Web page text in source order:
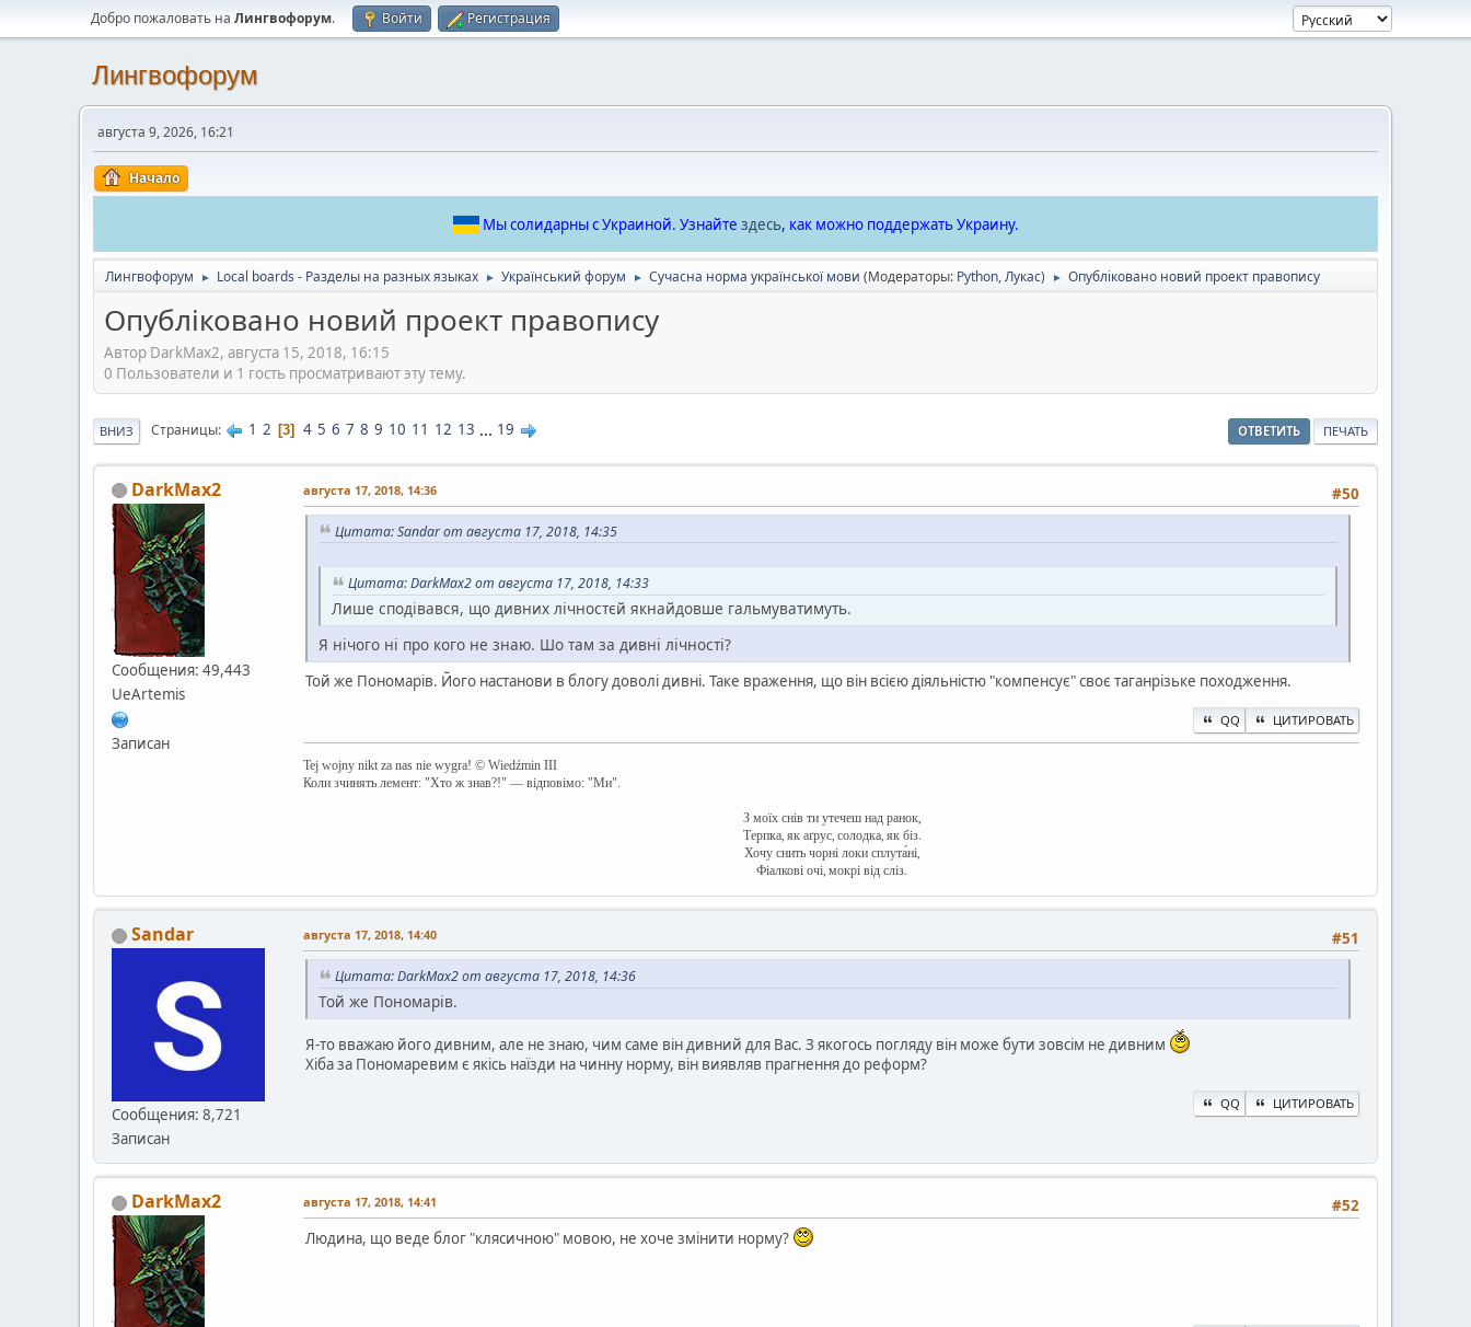
Добро пожаловать на Лингвофорум. Войти Регистрация
Лингвофорум
августа 9, 2026, 16:21
Начало
Мы солидарны с Украиной. Узнайте здесь, как можно поддержать Украину.
Лингвофорум ► Local boards - Разделы на разных языках ► Український форум ► Сучасна норма української мови (Модераторы: Python,Лукас) ► Опубліковано новий проект правопису
Опубліковано новий проект правопису
Автор DarkMax2, августа 15, 2018, 16:15
0 Пользователи и 1 гость просматривают эту тему.
ОТВЕТИТЬ ПЕЧАТЬ
ВНИЗ Страницы 1 2 3 4 5 6 7 8 9 10 11 12 13 ... 19
DarkMax2
Сообщения: 49,443
UeArtemis
Записан
#50
августа 17, 2018, 14:36
Цитата: Sandar от августа 17, 2018, 14:35
Цитата: DarkMax2 от августа 17, 2018, 14:33
Лише сподівався, що дивних лічностєй якнайдовше гальмуватимуть.
Я нічого ні про кого не знаю. Шо там за дивні лічності?
Той же Пономарів. Його настанови в блогу доволі дивні. Таке враження, що він всією діяльністю "компенсує" своє таганрізьке походження.
QQ ЦИТИРОВАТЬ
Tej wojny nikt za nas nie wygra! © Wiedźmin III
Коли зчинять лемент: "Хто ж знав?!" — відповімо: "Ми".
З моїх снів ти утечеш над ранок,
Терпка, як аґрус, солодка, як біз.
Хочу снить чорні локи сплута́ні,
Фіалкові очі, мокрі від сліз.
Sandar
Сообщения: 8,721
Записан
#51
августа 17, 2018, 14:40
Цитата: DarkMax2 от августа 17, 2018, 14:36
Той же Пономарів.
Я-то вважаю його дивним, але не знаю, чим саме він дивний для Вас. З якогось погляду він може бути зовсім не дивним
Хіба за Пономаревим є якісь наїзди на чинну норму, він виявляв прагнення до реформ?
QQ ЦИТИРОВАТЬ
DarkMax2 #52
августа 17, 2018, 14:41
Людина, що веде блог "клясичною" мовою, не хоче змінити норму?